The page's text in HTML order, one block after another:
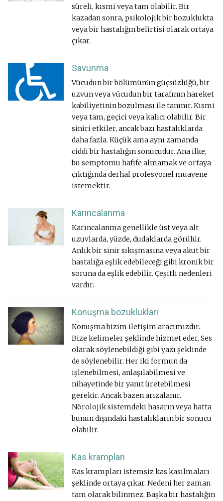
süreli, kısmi veya tam olabilir. Bir
kazadan sonra, psikolojik bir bozuklukta
veya bir hastalığın belirtisi olarak ortaya
çıkar.
Savunma
Vücudun bir bölümünün güçsüzlüğü, bir
uzvun veya vücudun bir tarafının hareket
kabiliyetinin bozulması ile tanınır. Kısmi
veya tam, geçici veya kalıcı olabilir. Bir
siniri etkiler, ancak bazı hastalıklarda
daha fazla. Küçük ama aynı zamanda
ciddi bir hastalığın sonucudur. Ana ilke,
bu semptomu hafife almamak ve ortaya
çıktığında derhal profesyonel muayene
istemektir.
Karıncalanma
Karıncalanma genellikle üst veya alt
uzuvlarda, yüzde, dudaklarda görülür.
Anlık bir sinir sıkışmasına veya akut bir
hastalığa eşlik edebileceği gibi kronik bir
soruna da eşlik edebilir. Çeşitli nedenleri
vardır.
Konuşma bozuklukları
Konuşma bizim iletişim aracımızdır.
Bize kelimeler şeklinde hizmet eder. Ses
olarak söylenebildiği gibi yazı şeklinde
de söylenebilir. Her iki formun da
işlenebilmesi, anlaşılabilmesi ve
nihayetinde bir yanıt üretebilmesi
gerekir. Ancak bazen arızalanır.
Nörolojik sistemdeki hasarın veya hatta
bunun dışındaki hastalıkların bir sonucu
olabilir.
Kas krampları
Kas krampları istemsiz kas kasılmaları
şeklinde ortaya çıkar. Nedeni her zaman
tam olarak bilinmez. Başka bir hastalığın